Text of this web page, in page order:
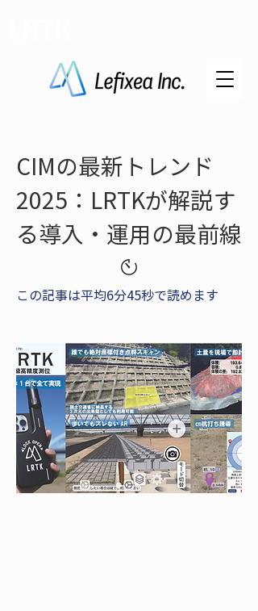
CIMの最新トレンド
2025：LRTKが解説す
る導入・運用の最前線
この記事は平均6分45秒で読めます